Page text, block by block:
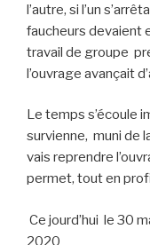
l’autre, si l’un
faucheurs devaient
travail de groupe
l’ouvrage avançait
Le temps s’écoule
survienne, muni de
vais reprendre
permet, tout en
Ce jourd’hui le 30
2020